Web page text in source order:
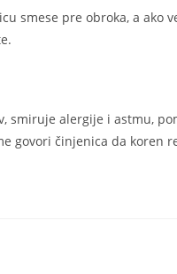
smese pre obroka, a ako
smiruje alergije i astmu,
govori činjenica da koren